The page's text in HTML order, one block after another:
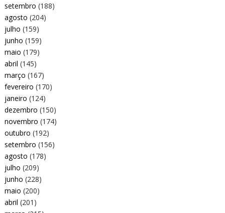
setembro (188)
agosto (204)
julho (159)
junho (159)
maio (179)
abril (145)
março (167)
fevereiro (170)
janeiro (124)
dezembro (150)
novembro (174)
outubro (192)
setembro (156)
agosto (178)
julho (209)
junho (228)
maio (200)
abril (201)